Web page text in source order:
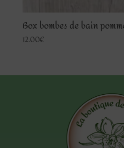
Box bombes de bain
12.00€